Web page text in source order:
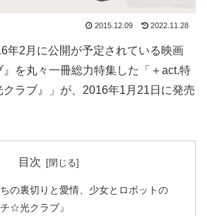
2015.12.09 2022.11.28
年2月に公開が予定されている映画
を丸々一冊総力特集した「＋act.特
ラブ』」が、2016年1月21日に発売
目次
の裏切りと愛情、少女とロボットの
☆光クラブ』